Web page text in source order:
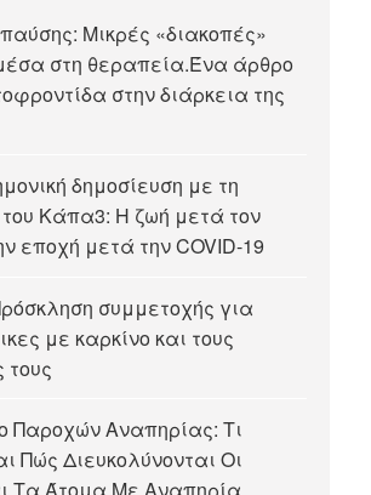
Μικρές «διακοπές»
στη θεραπεία.Ένα άρθρο
στην διάρκεια της
δημοσίευση με τη
Κάπα3: Η ζωή μετά τον
εποχή μετά την COVID-19
συμμετοχής για
με καρκίνο και τους
τους
Παροχών Αναπηρίας: Τι
Πώς Διευκολύνονται Οι